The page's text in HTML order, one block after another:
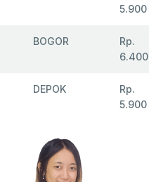
5.900
BOGOR
Rp.
6.400
DEPOK
Rp.
5.900